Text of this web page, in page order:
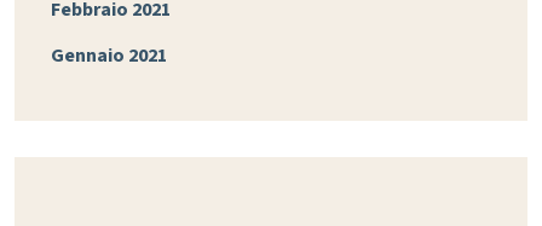
Febbraio 2021
Gennaio 2021